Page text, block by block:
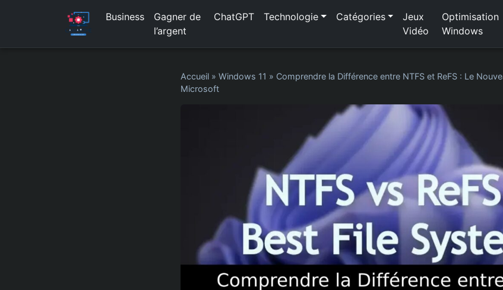
Business
Gagner de
l’argent
ChatGPT Technologie Catégories
Jeux
Vidéo
Optimisation
Windows
Accueil » Windows 11 » Comprendre la Différence entre NTFS et ReFS : Le
Microsoft